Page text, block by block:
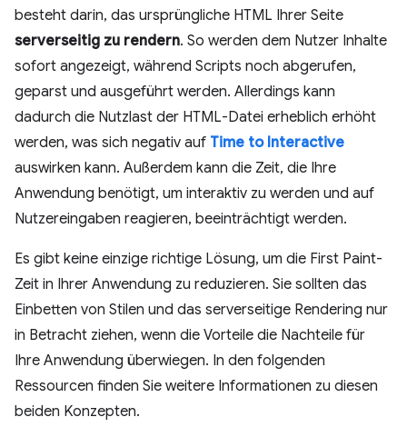
besteht darin, das ursprüngliche HTML Ihrer Seite
serverseitig zu rendern. So werden dem Nutzer Inhalte
sofort angezeigt, während Scripts noch abgerufen,
geparst und ausgeführt werden. Allerdings kann
dadurch die Nutzlast der HTML-Datei erheblich erhöht
werden, was sich negativ auf Time to Interactive
auswirken kann. Außerdem kann die Zeit, die Ihre
Anwendung benötigt, um interaktiv zu werden und auf
Nutzereingaben reagieren, beeinträchtigt werden.
Es gibt keine einzige richtige Lösung, um die First Paint-
Zeit in Ihrer Anwendung zu reduzieren. Sie sollten das
Einbetten von Stilen und das serverseitige Rendering nur
in Betracht ziehen, wenn die Vorteile die Nachteile für
Ihre Anwendung überwiegen. In den folgenden
Ressourcen finden Sie weitere Informationen zu diesen
beiden Konzepten.